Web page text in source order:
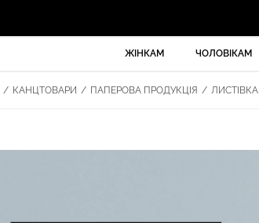
ЖІНКАМ ЧОЛОВІКАМ
/ КАНЦТОВАРИ / ПАПЕРОВА ПРОДУКЦІЯ / ЛИСТІВКА